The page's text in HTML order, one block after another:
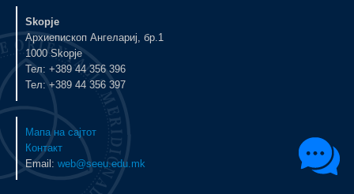
Skopje
Архиепископ Ангелариј, бр.1
1000 Skopje
Тел: +389 44 356 396
Тел: +389 44 356 397
Мапа на сајтот
Контакт
Email: web@seeu.edu.mk